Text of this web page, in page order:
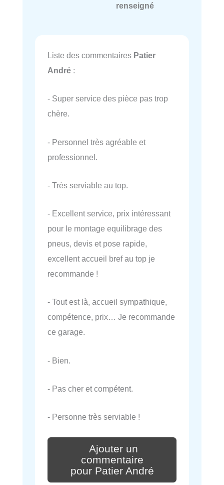
renseigné
Liste des commentaires Patier
André :
- Super service des pièce pas trop
chère.
- Personnel très agréable et
professionnel.
- Très serviable au top.
- Excellent service, prix intéressant
pour le montage equilibrage des
pneus, devis et pose rapide,
excellent accueil bref au top je
recommande !
- Tout est là, accueil sympathique,
compétence, prix… Je recommande
ce garage.
- Bien.
- Pas cher et compétent.
- Personne très serviable !
Ajouter un
commentaire
pour Patier André